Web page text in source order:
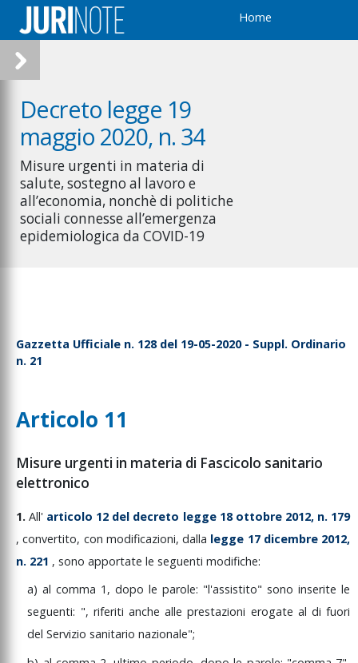
Home
Decreto legge 19
maggio 2020, n. 34
Misure urgenti in materia di
salute, sostegno al lavoro e
all’economia, nonchè di politiche
sociali connesse all’emergenza
epidemiologica da COVID-19
Gazzetta Ufficiale n. 128 del 19-05-2020 - Suppl. Ordinario
n. 21
Articolo 11
Misure urgenti in materia di Fascicolo sanitario
elettronico
1.All' articolo 12 del decreto legge 18 ottobre 2012, n. 179
,convertito, con modificazioni, dalla legge 17 dicembre 2012,
n. 221 , sono apportate le seguenti modifiche:
a)alcomma 1,dopoleparole: "l'assistito"sonoinseritele
seguenti: ", riferiti anchealleprestazioni erogate al difuori
delServiziosanitarionazionale";